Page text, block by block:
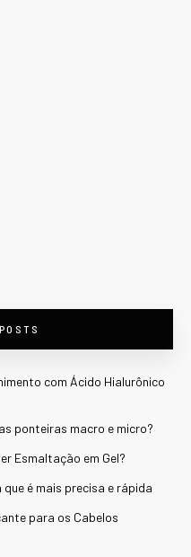
com Ácido Hialurônico
ponteiras macro e micro?
Esmaltação em Gel?
é mais precisa e rápida
para os Cabelos